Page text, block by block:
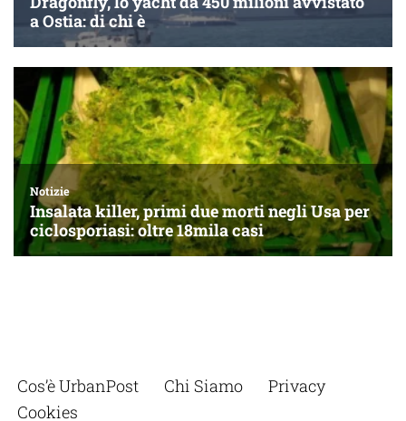
Cos’è UrbanPost Chi Siamo
Privacy
Cookies